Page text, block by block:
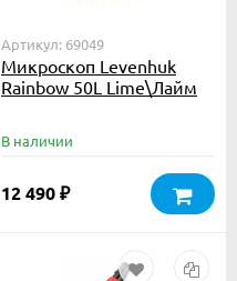
Артикул: 69049
Микроскоп Levenhuk
Rainbow 50L Lime\Лайм
В наличии
12 490 ₽